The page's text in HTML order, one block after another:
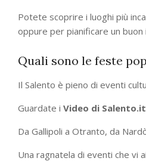
Potete scoprire i luoghi più
oppure per pianificare un
Quali sono le feste
Il Salento è pieno di eventi
Guardate i Video di
Da Gallipoli a Otranto, da
Una ragnatela di eventi che vi